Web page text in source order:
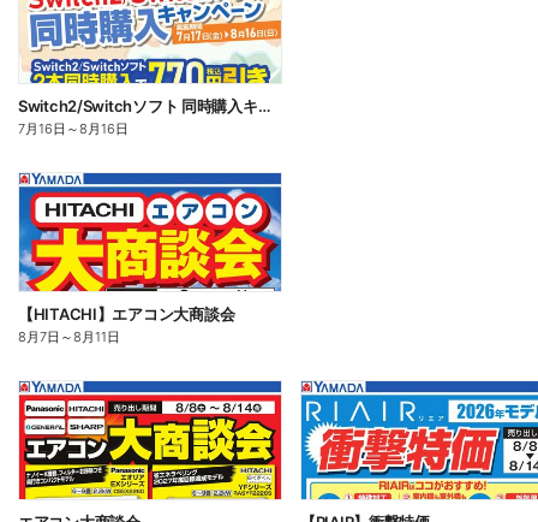
Switch2/Switchソフト 同時購入キャンペーン
7月16日 ～8月16日
【HITACHI】エアコン大商談会
8月7日 ～8月11日